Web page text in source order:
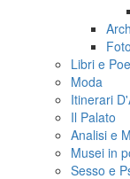
Libri e
Moda
Itinerari
Il Palato
Analisi e
Musei in
Sesso e